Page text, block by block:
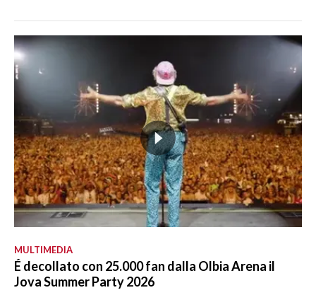
MULTIMEDIA
É decollato con 25.000 fan dalla Olbia Arena il
Jova Summer Party 2026